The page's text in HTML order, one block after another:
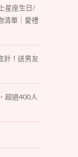
星座生日/
清單｜愛禮
針！送男友
超過400人